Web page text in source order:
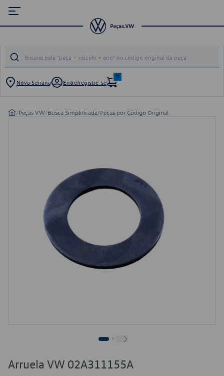
Nova Serrana Entre/registre-se
0
/Peças VW/Busca Simplificada/Peças por Código Original
Arruela VW 02A311155A